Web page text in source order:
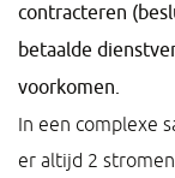
contracteren
betaalde
voorkomen.
In een complexe
er altijd 2